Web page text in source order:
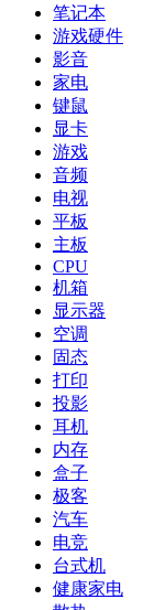
笔记本
游戏硬件
影音
家电
键鼠
显卡
游戏
音频
电视
平板
主板
CPU
机箱
显示器
空调
固态
打印
投影
耳机
内存
盒子
极客
汽车
电竞
台式机
健康家电